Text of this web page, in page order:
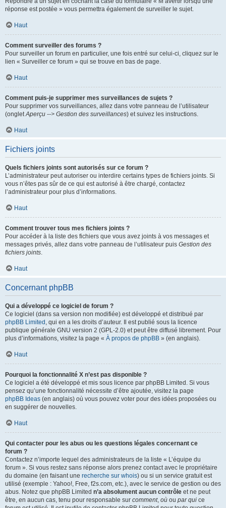
réponse est postée » vous permettra également de surveiller le sujet.
Haut
Comment surveiller des forums ?
Pour surveiller un forum en particulier, une fois entré sur celui-ci, cliquez sur le
lien « Surveiller ce forum » qui se trouve en bas de page.
Haut
Comment puis-je supprimer mes surveillances de sujets ?
Pour supprimer vos surveillances, allez dans votre panneau de l’utilisateur
(ongletAperçu --> Gestion des surveillances) et suivez les instructions.
Haut
Fichiers joints
Quels fichiers joints sont autorisés sur ce forum ?
L’administrateur peut autoriser ou interdire certains types de fichiers joints. Si
vous n’êtes pas sûr de ce qui est autorisé à être chargé, contactez
l’administrateur pour plus d’informations.
Haut
Comment trouver tous mes fichiers joints ?
Pour accéder à la liste des fichiers que vous avez joints à vos messages et
messages privés, allez dans votre panneau de l’utilisateur puis Gestion des
fichiers joints.
Haut
Concernant phpBB
Qui a développé ce logiciel de forum ?
Ce logiciel (dans sa version non modifiée) est développé et distribué par
phpBB Limited , qui en a les droits d’auteur. Il est publié sous la licence
publique générale GNU version 2 (GPL-2.0) et peut être diffusé librement. Pour
plus d’informations, visitez la page « À propos de phpBB » (en anglais).
Haut
Pourquoi la fonctionnalité X n’est pas disponible ?
Ce logiciel a été développé et mis sous licence par phpBB Limited. Si vous
pensez qu’une fonctionnalité nécessite d’être ajoutée, visitez la page
phpBB Ideas (en anglais) où vous pouvez voter pour des idées proposées ou
en suggérer de nouvelles.
Haut
Qui contacter pour les abus ou les questions légales concernant ce
forum ?
Contactez n’importe lequel des administrateurs de la liste « L’équipe du
forum ». Si vous restez sans réponse alors prenez contact avec le propriétaire
du domaine (en faisant une recherche sur whois) ou si un service gratuit est
utilisé (exemple : Yahoo!, Free, f2s.com, etc.), avec le service de gestion ou des
abus. Notez que phpBB Limited n’a absolument aucun contrôle et ne peut
être, en aucun cas, tenu pour responsable sur comment, où ou par qui ce